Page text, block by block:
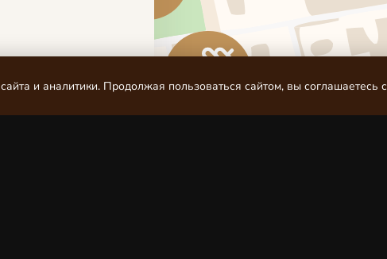
и аналитики. Продолжая пользоваться сайтом, вы соглашаетесь с